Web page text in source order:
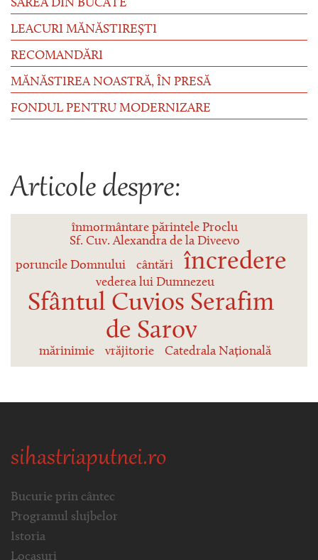
SAREA DIN BUCATE
LEACURI MĂNĂSTIREȘTI
RECOMANDĂRI
MĂNĂSTIREA NOASTRĂ, ÎN PRESĂ
FONDUL PENTRU MODERNIZARE
Articole despre:
înmormântare părintele Proclu
Sf. Cuv. Alexandra de la Diveevo
poruncile Domnului
cântări încredere
vederea lui Dumnezeu
Sfântul Cuvios Serafim
de Sarov
mărinimie vrăjitorie Catedrala Națională
sihastriaputnei.ro
Bucurie prin cântec
Programul slujbelor
Istoria
Locașuri